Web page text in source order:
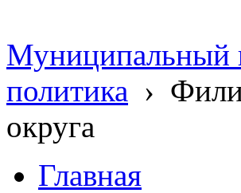
Муниципальный
политика ›
округа
Главная